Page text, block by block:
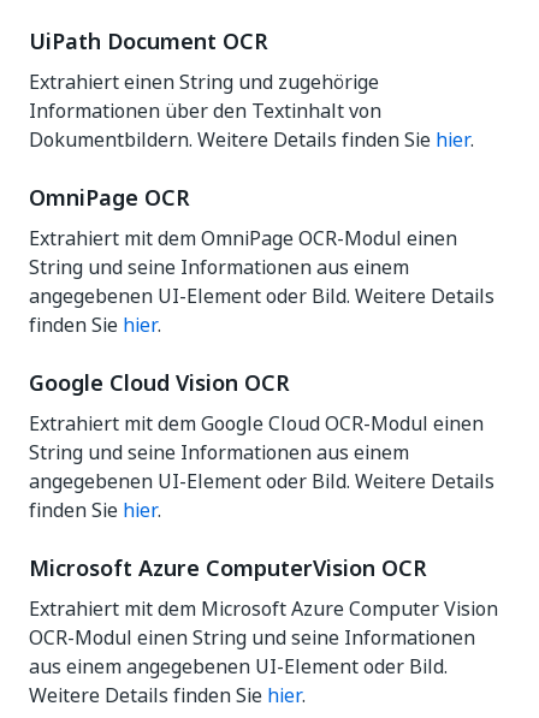
UiPath Document OCR
Extrahiert einen String und zugehörige
Informationen über den Textinhalt von
Dokumentbildern. Weitere Details finden Sie hier.
OmniPage OCR
Extrahiert mit dem OmniPage OCR-Modul einen
String und seine Informationen aus einem
angegebenen UI-Element oder Bild. Weitere Details
finden Sie hier.
Google Cloud Vision OCR
Extrahiert mit dem Google Cloud OCR-Modul einen
String und seine Informationen aus einem
angegebenen UI-Element oder Bild. Weitere Details
finden Sie hier.
Microsoft Azure ComputerVision OCR
Extrahiert mit dem Microsoft Azure Computer Vision
OCR-Modul einen String und seine Informationen
aus einem angegebenen UI-Element oder Bild.
Weitere Details finden Sie hier.